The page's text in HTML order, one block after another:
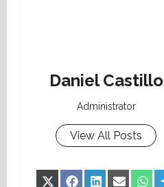
Daniel Castillo
Administrator
View All Posts